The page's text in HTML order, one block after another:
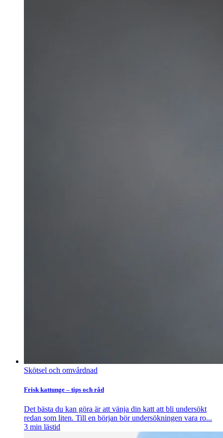
Skötsel och omvårdnad
Frisk kattunge – tips och råd
Det bästa du kan göra är att vänja din katt att bli undersökt
redan som liten. Till en början bör undersökningen vara ro...
3 min lästid